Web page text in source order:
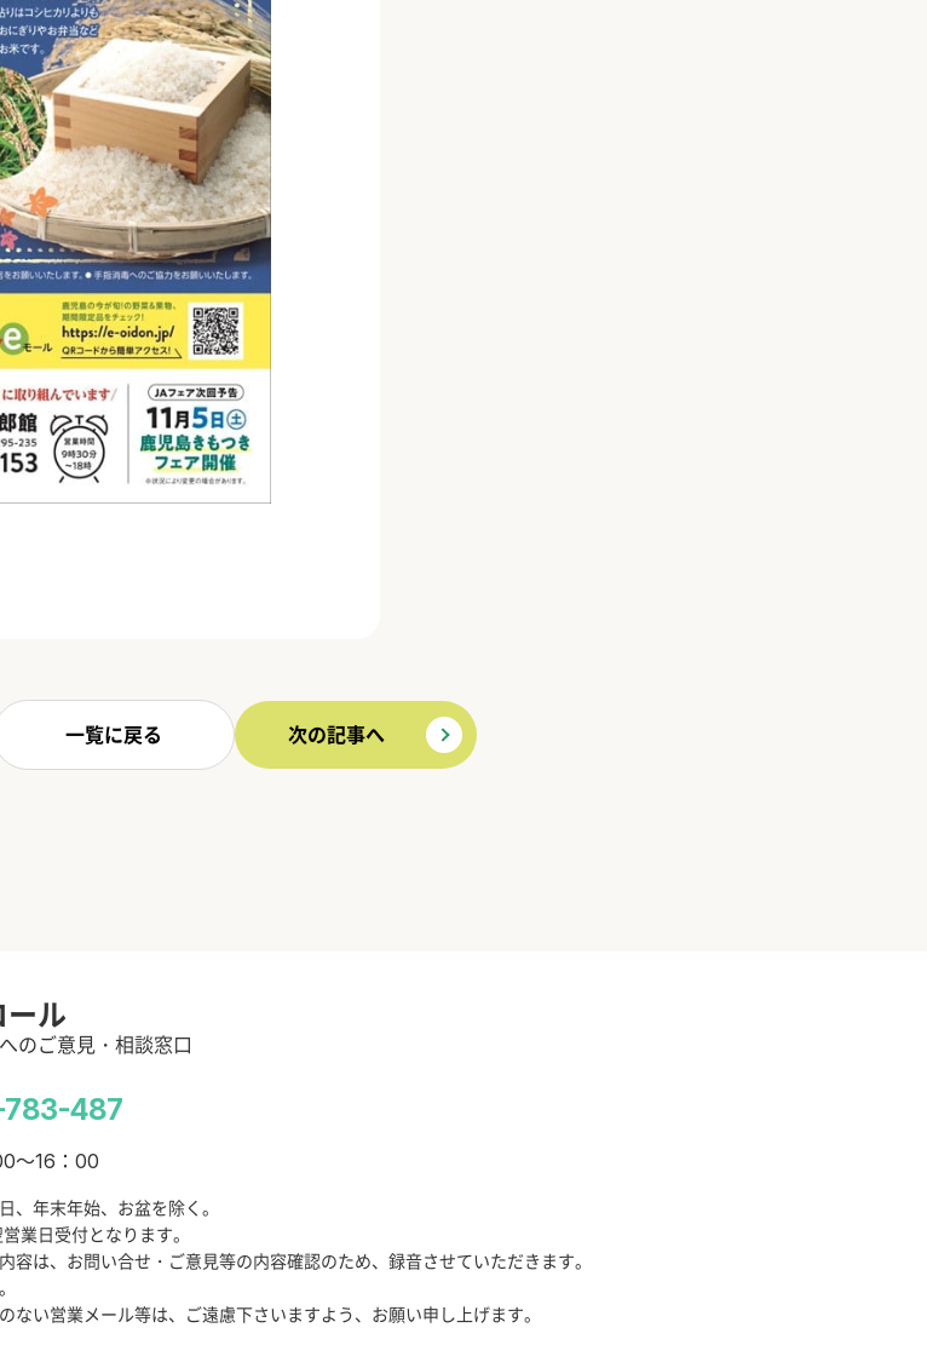
一覧に戻る 次の記事へ
ール
のご意見・相談窓口
487
～16：00
、年末年始、お盆を除く。
業日受付となります。
容は、お問い合せ・ご意見等の内容確認のため、録音させていただきます。
ない営業メール等は、ご遠慮下さいますよう、お願い申し上げます。